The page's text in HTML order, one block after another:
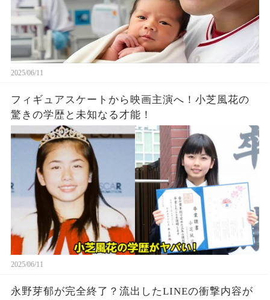
2025/06/11
フィギュアスケートから映画主演へ！小芝風花の
驚きの学歴と未知なる才能！
2025/06/11
永野芽郁が完全終了？流出したLINEの衝撃内容が